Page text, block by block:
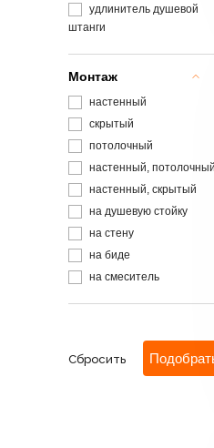
удлинитель душевой
штанги
Монтаж
настенный
скрытый
потолочный
настенный, потолочный
настенный, скрытый
на душевую стойку
на стену
на биде
на смеситель
Сбросить